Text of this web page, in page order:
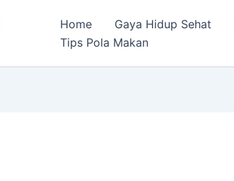
Home Gaya Hidup Sehat
Tips Pola Makan